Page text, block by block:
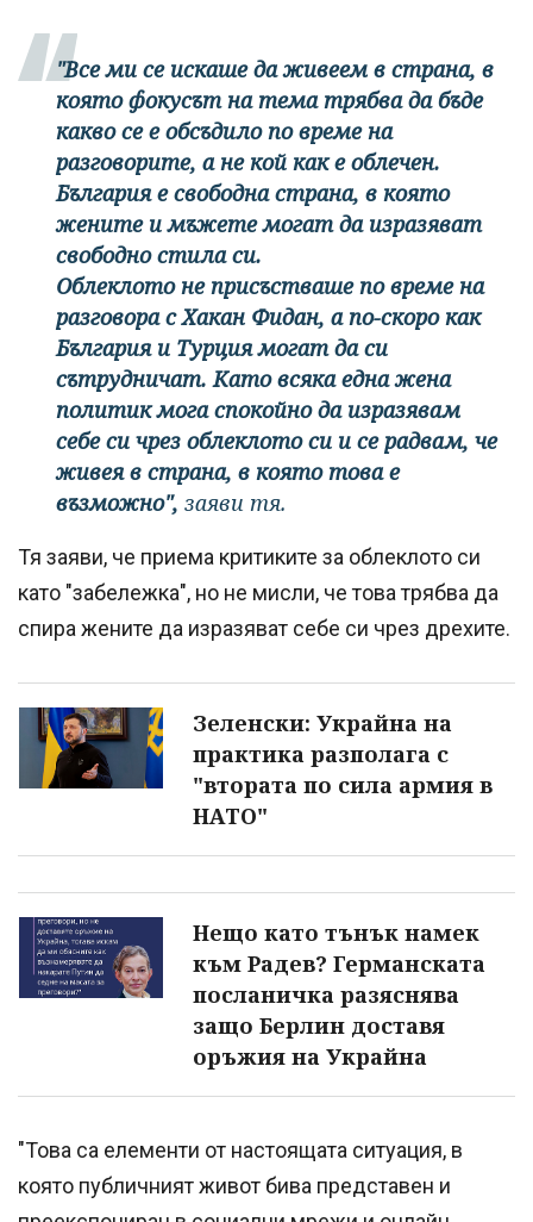
"Все ми се искаше да живеем в страна, в
която фокусът на тема трябва да бъде
какво се е обсъдило по време на
разговорите, а не кой как е облечен.
България е свободна страна, в която
жените и мъжете могат да изразяват
свободно стила си.
Облеклото не присъстваше по време на
разговора с Хакан Фидан, а по-скоро как
България и Турция могат да си
сътрудничат. Като всяка една жена
политик мога спокойно да изразявам
себе си чрез облеклото си и се радвам, че
живея в страна, в която това е
възможно", заяви тя.
Тя заяви, че приема критиките за облеклото си
като "забележка", но не мисли, че това трябва да
спира жените да изразяват себе си чрез дрехите.
Зеленски: Украйна на
практика разполага с
"втората по сила армия в
НАТО"
Нещо като тънък намек
към Радев? Германската
посланичка разяснява
защо Берлин доставя
оръжия на Украйна
"Това са елементи от настоящата ситуация, в
която публичният живот бива представен и